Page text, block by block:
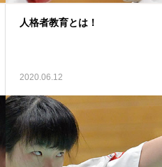
人格者教育とは！
2020.06.12